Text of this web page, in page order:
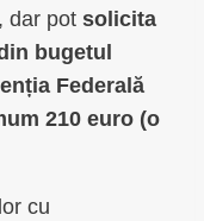
, dar pot solicita
bugetul
Federală
210 euro (o
cu